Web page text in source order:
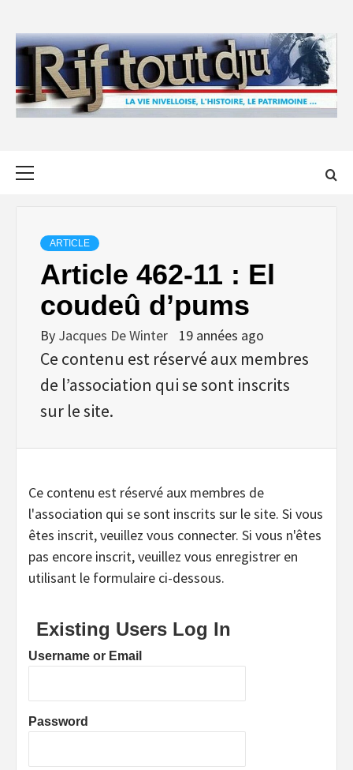
content
ARTICLE
Article 462-11 : El
coudeû d’pums
By Jacques De Winter 19 années ago
Ce contenu est réservé aux membres
de l’association qui se sont inscrits
sur le site.
Ce contenu est réservé aux membres de
l'association qui se sont inscrits sur le site. Si vous
êtes inscrit, veuillez vous connecter. Si vous n'êtes
pas encore inscrit, veuillez vous enregistrer en
utilisant le formulaire ci-dessous.
Existing Users Log In
Username or Email
Password